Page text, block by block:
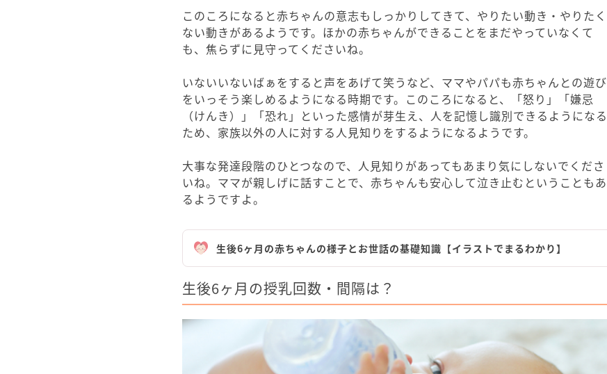
このころになると赤ちゃんの意志もしっかりしてきて、やりたい動き・やりたく
ない動きがあるようです。ほかの赤ちゃんができることをまだやっていなくて
も、焦らずに見守ってくださいね。
いないいないばぁをすると声をあげて笑うなど、ママやパパも赤ちゃんとの遊び
をいっそう楽しめるようになる時期です。このころになると、「怒り」「嫌忌
（けんき）」「恐れ」といった感情が芽生え、人を記憶し識別できるようになる
ため、家族以外の人に対する人見知りをするようになるようです。
大事な発達段階のひとつなので、人見知りがあってもあまり気にしないでくださ
いね。ママが親しげに話すことで、赤ちゃんも安心して泣き止むということもあ
るようですよ。
生後6ヶ月の赤ちゃんの様子とお世話の基礎知識【イラストでまるわかり】
生後6ヶ月の授乳回数・間隔は？